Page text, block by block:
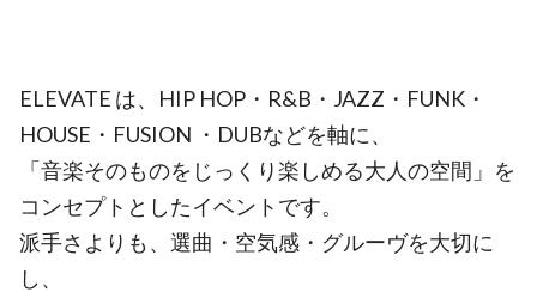
ELEVATE は、HIP HOP・R&B・JAZZ・FUNK・
HOUSE・FUSION ・DUBなどを軸に、
「音楽そのものをじっくり楽しめる大人の空間」を
コンセプトとしたイベントです。
派手さよりも、選曲・空気感・グルーヴを大切に
し、